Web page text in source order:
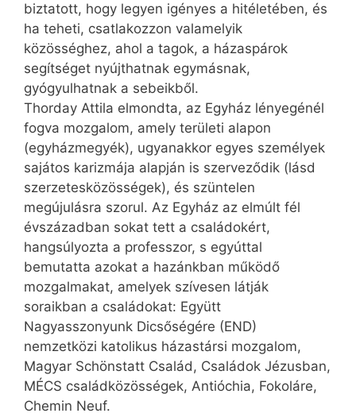
biztatott, hogy legyen igényes a hitéletében, és
ha teheti, csatlakozzon valamelyik
közösséghez, ahol a tagok, a házaspárok
segítséget nyújthatnak egymásnak,
gyógyulhatnak a sebeikből.
Thorday Attila elmondta, az Egyház lényegénél
fogva mozgalom, amely területi alapon
(egyházmegyék), ugyan­akkor egyes személyek
sajátos karizmája alapján is szerveződik (lásd
szerzetesközösségek), és szüntelen
megújulásra szorul. Az Egyház az elmúlt fél
évszázadban sokat tett a családokért,
hangsúlyozta a professzor, s egyúttal
bemutatta azokat a hazánkban működő
mozgalmakat, amelyek szívesen látják
soraikban a családokat: Együtt
Nagyasszonyunk Dicsőségére (END)
nemzetközi katolikus házastársi mozgalom,
Magyar Schönstatt Család, Családok Jézusban,
MÉCS családközösségek, Antióchia, Fokoláre,
Chemin Neuf.